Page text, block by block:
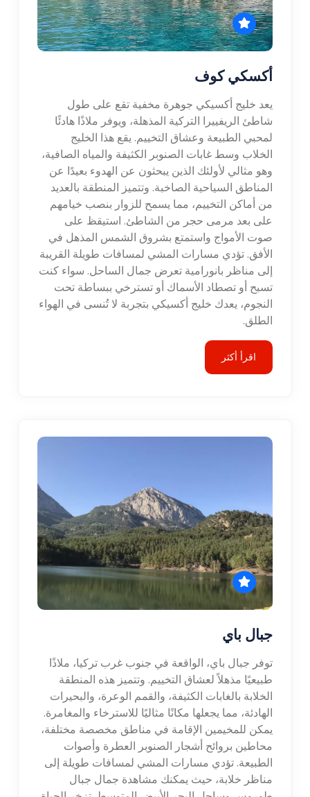
أكسكي كوف
يعد خليج أكسيكي جوهرة مخفية تقع على طول
شاطئ الريفييرا التركية المذهلة، ويوفر ملاذًا هادئًا
لمحبي الطبيعة وعشاق التخييم. يقع هذا الخليج
الخلاب وسط غابات الصنوبر الكثيفة والمياه الصافية،
وهو مثالي لأولئك الذين يبحثون عن الهدوء بعيدًا عن
المناطق السياحية الصاخبة. وتتميز المنطقة بالعديد
من أماكن التخييم، مما يسمح للزوار بنصب خيامهم
على بعد مرمى حجر من الشاطئ. استيقظ على
صوت الأمواج واستمتع بشروق الشمس المذهل في
الأفق. تؤدي مسارات المشي لمسافات طويلة القريبة
إلى مناظر بانورامية تعرض جمال الساحل. سواء كنت
تسبح أو تصطاد الأسماك أو تسترخي ببساطة تحت
النجوم، يعدك خليج أكسيكي بتجربة لا تُنسى في الهواء
الطلق.
اقرأ أكثر
جبال باي
توفر جبال باي، الواقعة في جنوب غرب تركيا، ملاذًا
طبيعيًا مذهلاً لعشاق التخييم. وتتميز هذه المنطقة
الخلابة بالغابات الكثيفة، والقمم الوعرة، والبحيرات
الهادئة، مما يجعلها مكانًا مثاليًا للاسترخاء والمغامرة.
يمكن للمخيمين الإقامة في مناطق مخصصة مختلفة،
محاطين بروائح أشجار الصنوبر العطرة وأصوات
الطبيعة. تؤدي مسارات المشي لمسافات طويلة إلى
مناظر خلابة، حيث يمكنك مشاهدة جمال جبال